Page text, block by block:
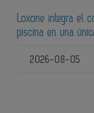
Loxone integra el
piscina en una
2026-08-05